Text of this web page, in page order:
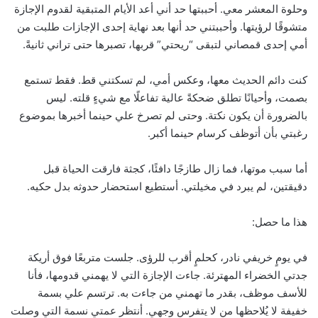
وحلوة المعشر معي. أحببتها حد أني أعد الأيام المتبقية لقدوم الإجازة
متشوقًا لرؤيتها. وأحببتني حد أنها بعد نهاية إحدى الإجازات طلبت من
أمي إحدى قمصاني لتبقى “ريحتي” قربها، تصبرها حتى تراني ثانيةً.
كنت دائم الحديث معها، وعكس أمي، لم تسكتني قط. فقط تستمع
بصمت، وأحيانًا تطلق ضحكةً عالية تفاعلًا مع شيءٍ قلته. ليس
بالضرورة أن يكون نكتة. وحتى لم تصرخ علي حينما أخبرها بموضوع
رغبتي بأن أتوظف كرسام حينما أكبر.
أما سبب موتها، فما زال طازجًا دافئًا، كجثة فارقت الحياة قبل
دقيقتين، لم يبرد في مخيلتي. أستطيع استحضار حدوثه بدل حكيه.
هذا ما حصل:
في يومٍ خريفي نادر، كحلمٍ أقرب للرؤى. جلست متربعًا فوق أريكة
جدتي الخضراء المهترئة. جاءت الإجازة التي لا يهمني قدومها، فأنا
للأسف موظف، بقدر ما تهمني من جاءت به. ترتسم علي بسمة
خفيفة لا يُلاحظها من لا يتفرس وجهي. أنتظر عمتي نسمة التي وصلت